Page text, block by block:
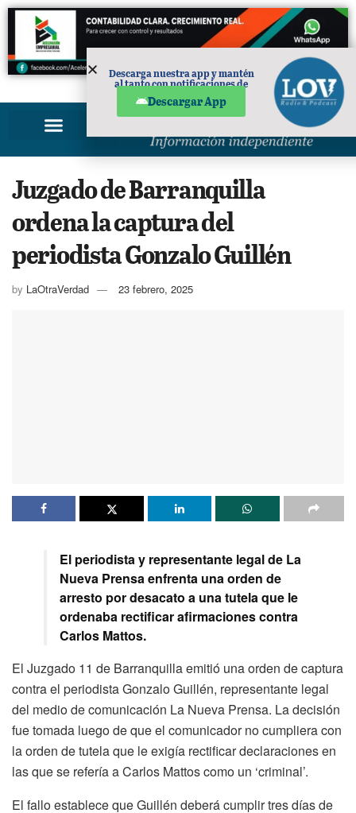
PUBLICIDAD
Juzgado de Barranquilla
ordena la captura del
periodista Gonzalo Guillén
by LaOtraVerdad 23 febrero, 2025
El periodista y representante legal de La
Nueva Prensa enfrenta una orden de
arresto por desacato a una tutela que le
ordenaba rectificar afirmaciones contra
Carlos Mattos.
El Juzgado 11 de Barranquilla emitió una orden de captura
contra el periodista Gonzalo Guillén, representante legal
del medio de comunicación La Nueva Prensa. La decisión
fue tomada luego de que el comunicador no cumpliera con
la orden de tutela que le exigía rectificar declaraciones en
las que se refería a Carlos Mattos como un ‘criminal’.
El fallo establece que Guillén deberá cumplir tres días de
Descarga nuestra app y mantén
al tanto con notificaciones de
Descargar App